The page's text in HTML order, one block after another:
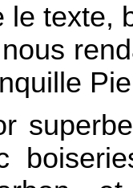
le texte,